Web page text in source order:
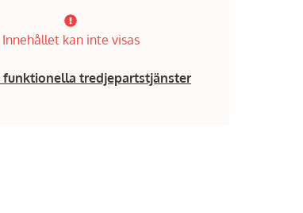
Innehållet kan inte visas
funktionella tredjepartstjänster